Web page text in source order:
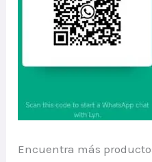
Encuentra más